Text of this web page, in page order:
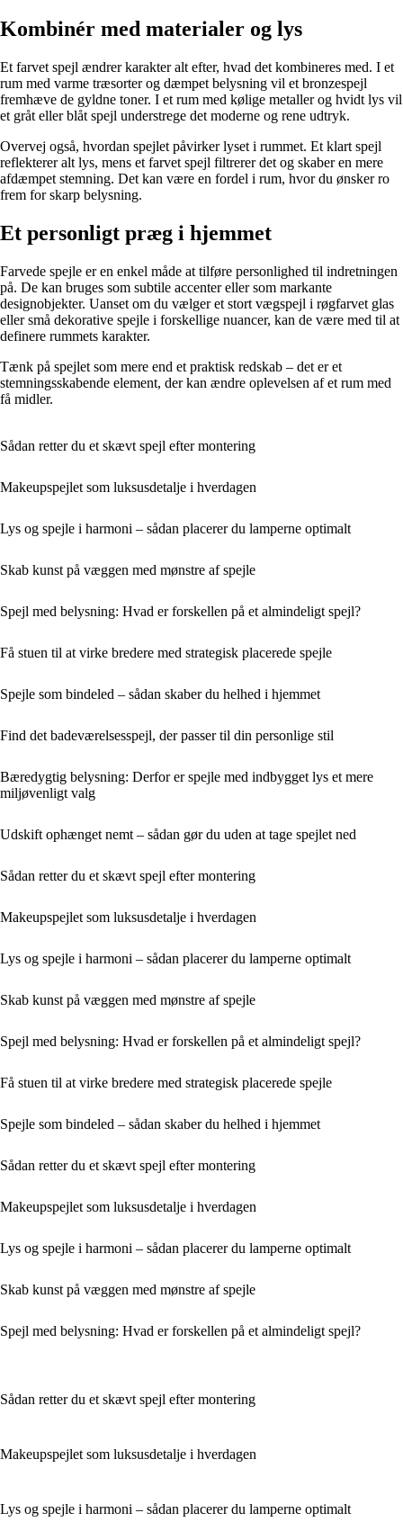
Kombinér med materialer og lys
Et farvet spejl ændrer karakter alt efter, hvad det kombineres med. I et
rum med varme træsorter og dæmpet belysning vil et bronzespejl
fremhæve de gyldne toner. I et rum med kølige metaller og hvidt lys vil
et gråt eller blåt spejl understrege det moderne og rene udtryk.
Overvej også, hvordan spejlet påvirker lyset i rummet. Et klart spejl
reflekterer alt lys, mens et farvet spejl filtrerer det og skaber en mere
afdæmpet stemning. Det kan være en fordel i rum, hvor du ønsker ro
frem for skarp belysning.
Et personligt præg i hjemmet
Farvede spejle er en enkel måde at tilføre personlighed til indretningen
på. De kan bruges som subtile accenter eller som markante
designobjekter. Uanset om du vælger et stort vægspejl i røgfarvet glas
eller små dekorative spejle i forskellige nuancer, kan de være med til at
definere rummets karakter.
Tænk på spejlet som mere end et praktisk redskab – det er et
stemningsskabende element, der kan ændre oplevelsen af et rum med
få midler.
Sådan retter du et skævt spejl efter montering
Makeupspejlet som luksusdetalje i hverdagen
Lys og spejle i harmoni – sådan placerer du lamperne optimalt
Skab kunst på væggen med mønstre af spejle
Spejl med belysning: Hvad er forskellen på et almindeligt spejl?
Få stuen til at virke bredere med strategisk placerede spejle
Spejle som bindeled – sådan skaber du helhed i hjemmet
Find det badeværelsesspejl, der passer til din personlige stil
Bæredygtig belysning: Derfor er spejle med indbygget lys et mere
miljøvenligt valg
Udskift ophænget nemt – sådan gør du uden at tage spejlet ned
Sådan retter du et skævt spejl efter montering
Makeupspejlet som luksusdetalje i hverdagen
Lys og spejle i harmoni – sådan placerer du lamperne optimalt
Skab kunst på væggen med mønstre af spejle
Spejl med belysning: Hvad er forskellen på et almindeligt spejl?
Få stuen til at virke bredere med strategisk placerede spejle
Spejle som bindeled – sådan skaber du helhed i hjemmet
Sådan retter du et skævt spejl efter montering
Makeupspejlet som luksusdetalje i hverdagen
Lys og spejle i harmoni – sådan placerer du lamperne optimalt
Skab kunst på væggen med mønstre af spejle
Spejl med belysning: Hvad er forskellen på et almindeligt spejl?
Sådan retter du et skævt spejl efter montering
Makeupspejlet som luksusdetalje i hverdagen
Lys og spejle i harmoni – sådan placerer du lamperne optimalt